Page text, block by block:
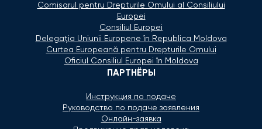
Comisarul pentru Drepturile Omului al Consiliului
Europei
Consiliul Europei
Delegaţia Uniunii Europene în Republica Moldova
Curtea Europeană pentru Drepturile Omului
Oficiul Consiliul Europei în Moldova
ПАРТНЁРЫ
Инструкция по подаче
Руководство по подаче заявления
Онлайн-заявка